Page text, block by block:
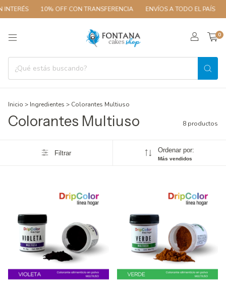
10% OFF CON TRANSFERENCIA ENVÍOS A TODO EL PAÍS 3
0
Inicio > Ingredientes > Colorantes Multiuso
Colorantes Multiuso 8 productos
Filtrar Ordenar por:
Más vendidos